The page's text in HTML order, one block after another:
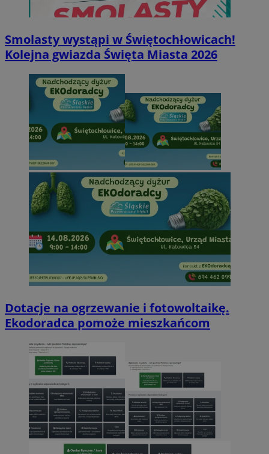
Smolasty wystąpi w Świętochłowicach!
Kolejna gwiazda Święta Miasta 2026
Dotacje na ogrzewanie i fotowoltaikę.
Ekodoradca pomoże mieszkańcom